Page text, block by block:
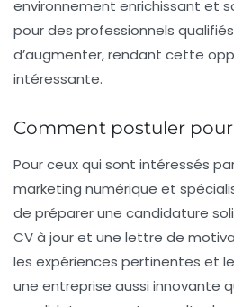
environnement enrichissant et
pour des professionnels
d’augmenter, rendant cette
intéressante.
Comment postuler
Pour ceux qui sont intéressés
marketing numérique et
de préparer une candidature
CV à jour et une lettre de
les expériences pertinentes et
une entreprise aussi innovante